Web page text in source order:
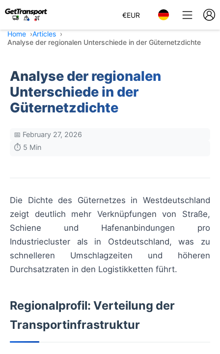
€EUR
Home
Articles
Analyse der regionalen Unterschiede in der Güternetzdichte
Analyse der regionalen
Unterschiede in der
Güternetzdichte
📅 February 27, 2026
⏱️ 5 Min
Die Dichte des Güternetzes in Westdeutschland
zeigt deutlich mehr Verknüpfungen von Straße,
Schiene und Hafenanbindungen pro
Industriecluster als in Ostdeutschland, was zu
schnelleren Umschlagzeiten und höheren
Durchsatzraten in den Logistikketten führt.
Regionalprofil: Verteilung der
Transportinfrastruktur